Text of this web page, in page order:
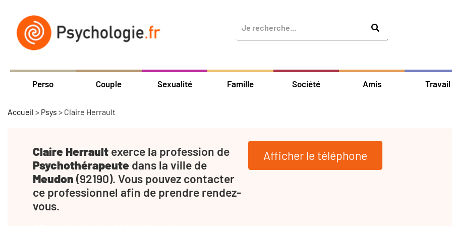
Perso Couple Sexualité Famille Société Amis Travail
Accueil > Psys > Claire Herrault
Claire Herrault exerce la profession de
Psychothérapeute dans la ville de
Meudon (92190). Vous pouvez contacter
ce professionnel afin de prendre rendez-
vous.
Afficher le téléphone